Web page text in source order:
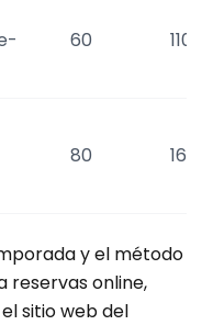
60 110
80 160
y el método
reservas online,
sitio web del